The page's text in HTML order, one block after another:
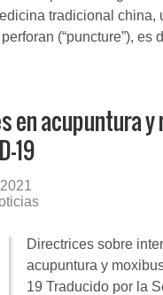
tradicional china,
perforan (“puncture”), es
en acupuntura
19
Directrices sobre
acupuntura y
19 Traducido por la